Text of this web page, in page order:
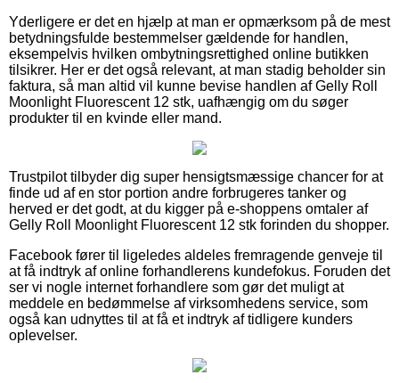
Yderligere er det en hjælp at man er opmærksom på de mest
betydningsfulde bestemmelser gældende for handlen,
eksempelvis hvilken ombytningsrettighed online butikken
tilsikrer. Her er det også relevant, at man stadig beholder sin
faktura, så man altid vil kunne bevise handlen af Gelly Roll
Moonlight Fluorescent 12 stk, uafhængig om du søger
produkter til en kvinde eller mand.
Trustpilot tilbyder dig super hensigtsmæssige chancer for at
finde ud af en stor portion andre forbrugeres tanker og
herved er det godt, at du kigger på e-shoppens omtaler af
Gelly Roll Moonlight Fluorescent 12 stk forinden du shopper.
Facebook fører til ligeledes aldeles fremragende genveje til
at få indtryk af online forhandlerens kundefokus. Foruden det
ser vi nogle internet forhandlere som gør det muligt at
meddele en bedømmelse af virksomhedens service, som
også kan udnyttes til at få et indtryk af tidligere kunders
oplevelser.